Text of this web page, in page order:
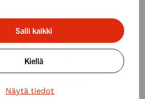
Salli kaikki
Kiellä
Näytä tiedot
9
Solutions
Benefits